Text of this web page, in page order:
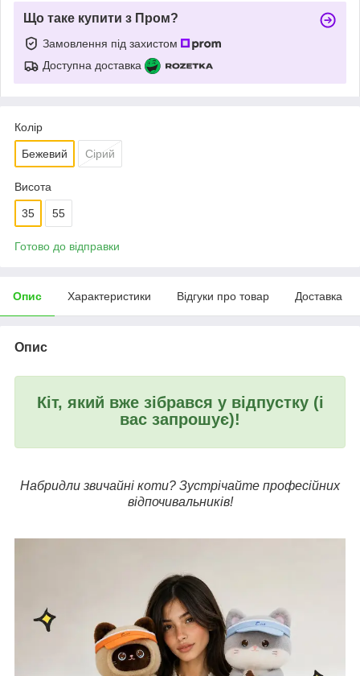
Що таке купити з Пром?
Замовлення під захистом
Доступна доставка
Колір
Бежевий Сірий
Висота
35 55
Готово до відправки
Опис Характеристики Відгуки про товар Доставка
Опис
Кіт, який вже зібрався у відпустку (і
вас запрошує)!
Набридли звичайні коти? Зустрічайте професійних
відпочивальників!